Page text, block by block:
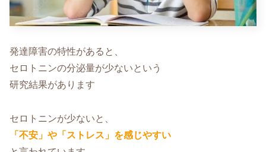
発達障害の特性があると、
セロトニンの分泌量が少ないという
研究結果があります
セロトニンが少ないと、
「不安」や「ストレス」を感じやすい